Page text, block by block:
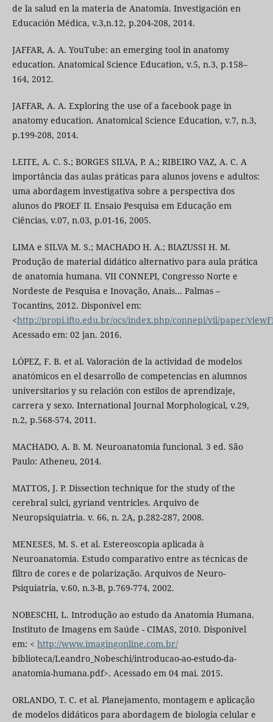
de la salud en la materia de Anatomía. Investigación en
Educación Médica, v.3,n.12, p.204-208, 2014.
JAFFAR, A. A. YouTube: an emerging tool in anatomy
education. Anatomical Science Education, v.5, n.3, p.158–
164, 2012.
JAFFAR, A. A. Exploring the use of a facebook page in
anatomy education. Anatomical Science Education, v.7, n.3,
p.199-208, 2014.
LEITE, A. C. S.; BORGES SILVA, P. A.; RIBEIRO VAZ, A. C. A
importância das aulas práticas para alunos jovens e adultos:
uma abordagem investigativa sobre a perspectiva dos
alunos do PROEF II. Ensaio Pesquisa em Educação em
Ciências, v.07, n.03, p.01-16, 2005.
LIMA e SILVA M. S.; MACHADO H. A.; BIAZUSSI H. M.
Produção de material didático alternativo para aula prática
de anatomia humana. VII CONNEPI, Congresso Norte e
Nordeste de Pesquisa e Inovação, Anais... Palmas –
Tocantins, 2012. Disponível em:
<http://propi.ifto.edu.br/ocs/index.php/connepi/vii/paper/
Acessado em: 02 jan. 2016.
LÓPEZ, F. B. et al. Valoración de la actividad de modelos
anatómicos en el desarrollo de competencias en alumnos
universitarios y su relación con estilos de aprendizaje,
carrera y sexo. International Journal Morphological, v.29,
n.2, p.568-574, 2011.
MACHADO, A. B. M. Neuroanatomia funcional. 3 ed. São
Paulo: Atheneu, 2014.
MATTOS, J. P. Dissection technique for the study of the
cerebral sulci, gyriand ventricles. Arquivo de
Neuropsiquiatria. v. 66, n. 2A, p.282-287, 2008.
MENESES, M. S. et al. Estereoscopia aplicada à
Neuroanatomia. Estudo comparativo entre as técnicas de
filtro de cores e de polarização. Arquivos de Neuro-
Psiquiatria, v.60, n.3-B, p.769-774, 2002.
NOBESCHI, L. Introdução ao estudo da Anatomia Humana.
Instituto de Imagens em Saúde - CIMAS, 2010. Disponível
em: < http://www.imagingonline.com.br/
biblioteca/Leandro_Nobeschi/introducao-ao-estudo-da-
anatomia-humana.pdf>. Acessado em 04 mai. 2015.
ORLANDO, T. C. et al. Planejamento, montagem e aplicação
de modelos didáticos para abordagem de biologia celular e